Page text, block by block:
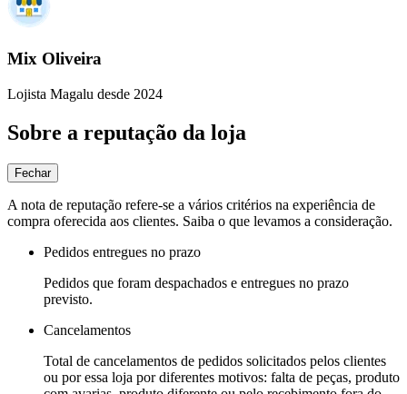
Mix Oliveira
Lojista Magalu desde 2024
Sobre a reputação da loja
Fechar
A nota de reputação refere-se a vários critérios na experiência de
compra oferecida aos clientes. Saiba o que levamos a consideração.
Pedidos entregues no prazo
Pedidos que foram despachados e entregues no prazo
previsto.
Cancelamentos
Total de cancelamentos de pedidos solicitados pelos clientes
ou por essa loja por diferentes motivos: falta de peças, produto